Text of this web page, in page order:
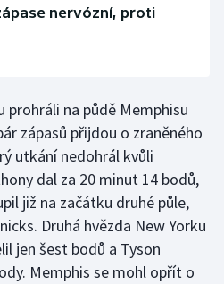
nervózní, proti
prohráli na půdě Memphisu
zápasů přijdou o zraněného
utkání nedohrál kvůli
dal za 20 minut 14 bodů,
již na začátku druhé půle,
Druhá hvězda New Yorku
jen šest bodů a Tyson
Memphis se mohl opřít o